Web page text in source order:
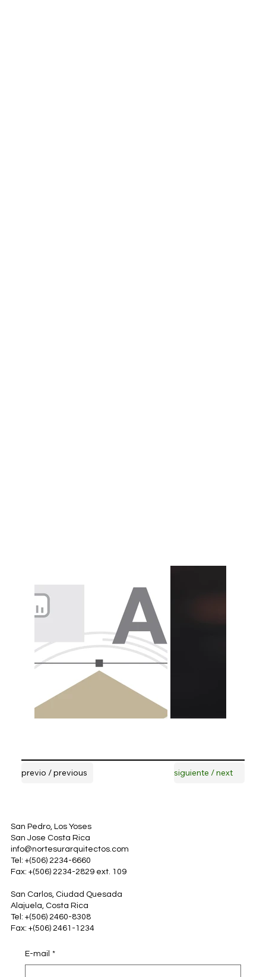
siguiente / next
previo / previous
San Pedro, Los Yoses
San Jose Costa Rica
info@nortesurarquitectos.com
Tel: +(506) 2234-6660
Fax: +(506) 2234-2829 ext. 109
San Carlos, Ciudad Quesada
Alajuela, Costa Rica
Tel: +(506) 2460-8308
Fax: +(506) 2461-1234
E-mail *